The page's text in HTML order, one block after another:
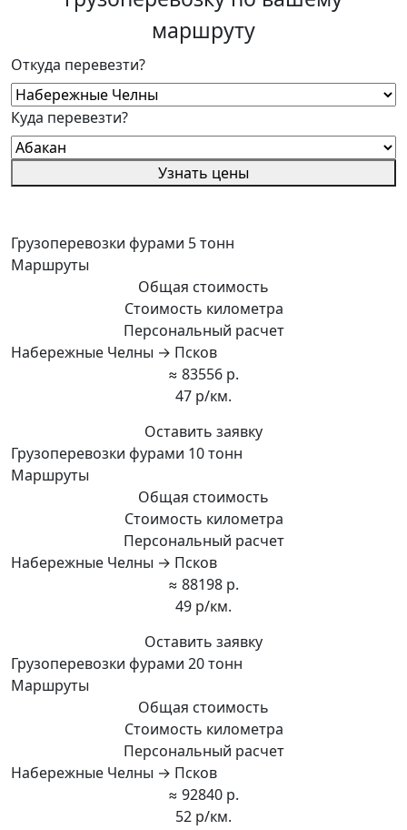
маршруту
Откуда перевезти?
Куда перевезти?
Узнать цены
Грузоперевозки фурами 5 тонн
Маршруты
Общая стоимость
Стоимость километра
Персональный расчет
Набережные Челны → Псков
≈ 83556 р.
47 р/км.
Оставить заявку
Грузоперевозки фурами 10 тонн
Маршруты
Общая стоимость
Стоимость километра
Персональный расчет
Набережные Челны → Псков
≈ 88198 р.
49 р/км.
Оставить заявку
Грузоперевозки фурами 20 тонн
Маршруты
Общая стоимость
Стоимость километра
Персональный расчет
Набережные Челны → Псков
≈ 92840 р.
52 р/км.